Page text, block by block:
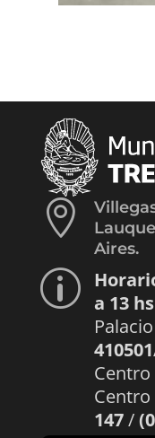

Aires.
p a 13
Centro
147/